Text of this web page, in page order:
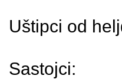
Uštipci od
Sastojci: